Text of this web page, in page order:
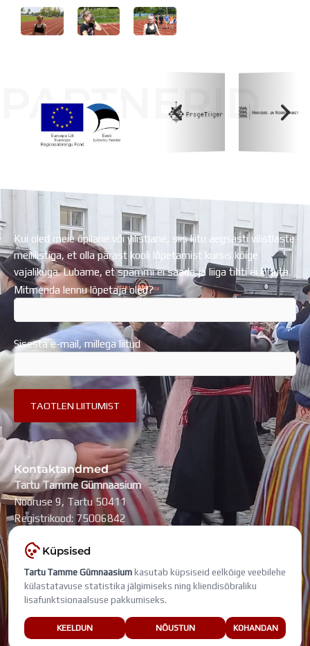
PARTNERID
Kui oled meie õpilane või vilistlane, siis liitu aegsasti vilistlaste
meililistiga, et olla pärast kooli lõpetamist kursis kõige
vajalikuga. Lubame, et spämmi ei saada ja liiga tihti ei kirjuta.
Mitmenda lennu lõpetaja oled?
Sisesta e-mail, millega liitud
Kontaktandmed
Tartu Tamme Gümnaasium
Nooruse 9, Tartu 50411
Registrikood: 75006842
KONTAKTID
SearchSearch
Küpsised
Tartu Tamme Gümnaasium kasutab küpsiseid eelkõige veebilehe
külastatavuse statistika jälgimiseks ning kliendisõbraliku
lisafunktsionaalsuse pakkumiseks.
KEELDUN NÕUSTUN KOHANDAN